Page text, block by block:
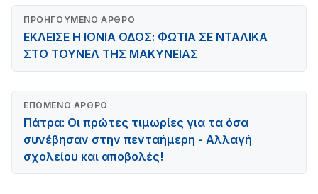
ΠΡΟΗΓΟΎΜΕΝΟ ΆΡΘΡΟ
ΕΚΛΕΙΣΕ Η ΙΟΝΙΑ ΟΔΟΣ: ΦΩΤΙΑ ΣΕ ΝΤΑΛΙΚΑ
ΣΤΟ ΤΟΥΝΕΛ ΤΗΣ ΜΑΚΥΝΕΙΑΣ
ΕΠΌΜΕΝΟ ΆΡΘΡΟ
Πάτρα: Οι πρώτες τιμωρίες για τα όσα
συνέβησαν στην πενταήμερη - Αλλαγή
σχολείου και αποβολές!